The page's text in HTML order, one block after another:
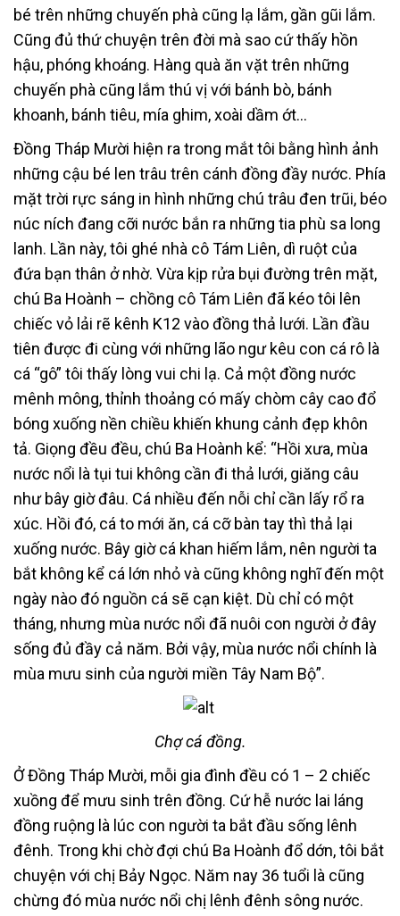
bé trên những chuyến phà cũng lạ lắm, gần gũi lắm.
Cũng đủ thứ chuyện trên đời mà sao cứ thấy hồn
hậu, phóng khoáng. Hàng quà ăn vặt trên những
chuyến phà cũng lắm thú vị với bánh bò, bánh
khoanh, bánh tiêu, mía ghim, xoài dầm ớt…
Đồng Tháp Mười hiện ra trong mắt tôi bằng hình ảnh
những cậu bé len trâu trên cánh đồng đầy nước. Phía
mặt trời rực sáng in hình những chú trâu đen trũi, béo
núc ních đang cỡi nước bắn ra những tia phù sa long
lanh. Lần này, tôi ghé nhà cô Tám Liên, dì ruột của
đứa bạn thân ở nhờ. Vừa kịp rửa bụi đường trên mặt,
chú Ba Hoành – chồng cô Tám Liên đã kéo tôi lên
chiếc vỏ lải rẽ kênh K12 vào đồng thả lưới. Lần đầu
tiên được đi cùng với những lão ngư kêu con cá rô là
cá “gô” tôi thấy lòng vui chi lạ. Cả một đồng nước
mênh mông, thỉnh thoảng có mấy chòm cây cao đổ
bóng xuống nền chiều khiến khung cảnh đẹp khôn
tả. Giọng đều đều, chú Ba Hoành kể: “Hồi xưa, mùa
nước nổi là tụi tui không cần đi thả lưới, giăng câu
như bây giờ đâu. Cá nhiều đến nỗi chỉ cần lấy rổ ra
xúc. Hồi đó, cá to mới ăn, cá cỡ bàn tay thì thả lại
xuống nước. Bây giờ cá khan hiếm lắm, nên người ta
bắt không kể cá lớn nhỏ và cũng không nghĩ đến một
ngày nào đó nguồn cá sẽ cạn kiệt. Dù chỉ có một
tháng, nhưng mùa nước nổi đã nuôi con người ở đây
sống đủ đầy cả năm. Bởi vậy, mùa nước nổi chính là
mùa mưu sinh của người miền Tây Nam Bộ”.
Chợ cá đồng.
Ở Đồng Tháp Mười, mỗi gia đình đều có 1 – 2 chiếc
xuồng để mưu sinh trên đồng. Cứ hễ nước lai láng
đồng ruộng là lúc con người ta bắt đầu sống lênh
đênh. Trong khi chờ đợi chú Ba Hoành đổ dớn, tôi bắt
chuyện với chị Bảy Ngọc. Năm nay 36 tuổi là cũng
chừng đó mùa nước nổi chị lênh đênh sông nước.